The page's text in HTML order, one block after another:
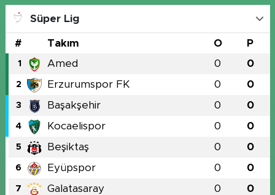
Süper Lig
# Takım O P
1 Amed 0 0
2 Erzurumspor FK 0 0
3 Başakşehir 0 0
4 Kocaelispor 0 0
5 Beşiktaş 0 0
6 Eyüpspor 0 0
7 Galatasaray 0 0